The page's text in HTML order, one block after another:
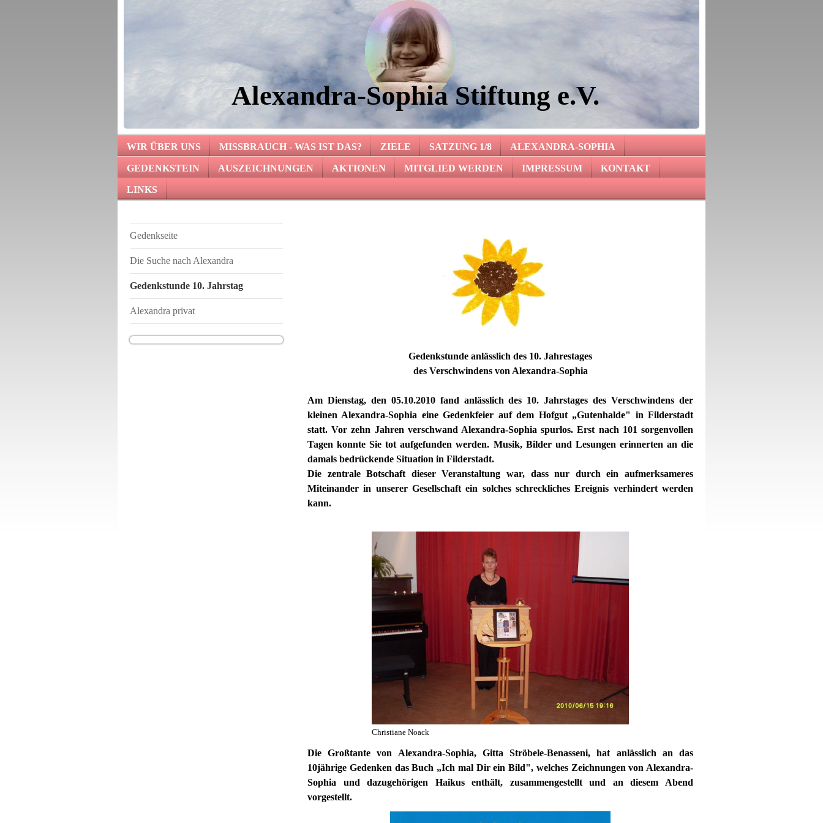
Alexandra-Sophia Stiftung e.V.
WIR ÜBER UNS MISSBRAUCH - WAS IST DAS? ZIELE SATZUNG 1/8 ALEXANDRA-SOPHIA
GEDENKSTEIN AUSZEICHNUNGEN AKTIONEN MITGLIED WERDEN IMPRESSUM KONTAKT
LINKS
Gedenkseite
Die Suche nach Alexandra
Gedenkstunde 10. Jahrstag
Alexandra privat
Gedenkstunde anlässlich des 10. Jahrestages
des Verschwindens von Alexandra-Sophia
Am Dienstag, den 05.10.2010 fand anlässlich des 10. Jahrstages des Verschwindens der
kleinen Alexandra-Sophia eine Gedenkfeier auf dem Hofgut „Gutenhalde" in Filderstadt
statt. Vor zehn Jahren verschwand Alexandra-Sophia spurlos. Erst nach 101 sorgenvollen
Tagen konnte Sie tot aufgefunden werden. Musik, Bilder und Lesungen erinnerten an die
damals bedrückende Situation in Filderstadt.
Die zentrale Botschaft dieser Veranstaltung war, dass nur durch ein aufmerksameres
Miteinander in unserer Gesellschaft ein solches schreckliches Ereignis verhindert werden
kann.
Christiane Noack
Die Großtante von Alexandra-Sophia, Gitta Ströbele-Benasseni, hat anlässlich an das
10jährige Gedenken das Buch „Ich mal Dir ein Bild", welches Zeichnungen von Alexandra-
Sophia und dazugehörigen Haikus enthält, zusammengestellt und an diesem Abend
vorgestellt.